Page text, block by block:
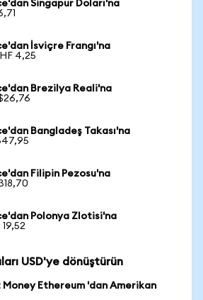
Singapur Doları'na
İsviçre Frangı'na
4,25
Brezilya Reali'na
Bangladeş Takası'na
Filipin Pezosu'na
Polonya Zlotisi'na
USD'ye dönüştürün
Ethereum 'dan Amerikan